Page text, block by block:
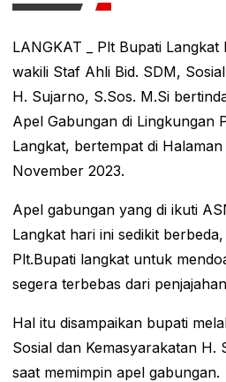
LANGKAT _ Plt Bupati
wakili Staf Ahli Bid. SDM,
H. Sujarno, S.Sos. M.Si
Apel Gabungan di Lingkungan
Langkat, bertempat di
November 2023.
Apel gabungan yang di ikuti
Langkat hari ini sedikit
Plt.Bupati langkat untuk
segera terbebas dari
Hal itu disampaikan bupati
Sosial dan Kemasyarakatan H.
saat memimpin apel gabungan.